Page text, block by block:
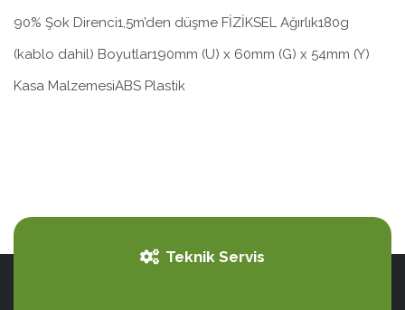
90% Şok Direnci1,5m’den düşme FİZİKSEL Ağırlık180g
(kablo dahil) Boyutlar190mm (U) x 60mm (G) x 54mm (Y)
Kasa MalzemesiABS Plastik
Teknik Servis